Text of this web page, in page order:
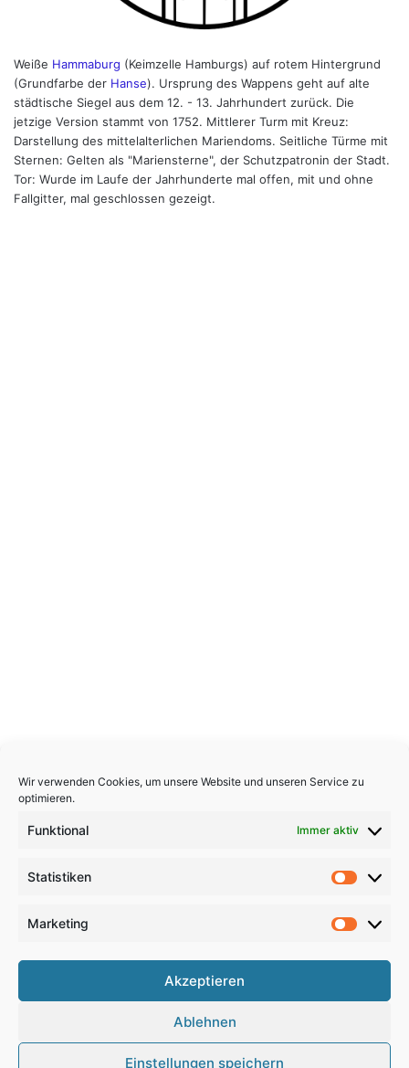
Wir verwenden Cookies, um unsere Website und unseren Service zu
optimieren.
Funktional Immer aktiv
Statistiken
Marketing
Akzeptieren
Ablehnen
Einstellungen speichern
Weiße Hammaburg (Keimzelle Hamburgs) auf rotem Hintergrund
(Grundfarbe der Hanse). Ursprung des Wappens geht auf alte
städtische Siegel aus dem 12. - 13. Jahrhundert zurück. Die
jetzige Version stammt von 1752. Mittlerer Turm mit Kreuz:
Darstellung des mittelalterlichen Mariendoms. Seitliche Türme mit
Sternen: Gelten als "Mariensterne", der Schutzpatronin der Stadt.
Tor: Wurde im Laufe der Jahrhunderte mal offen, mit und ohne
Fallgitter, mal geschlossen gezeigt.
Copyright 2026, All Rights Reserved
Haftungsausschluss